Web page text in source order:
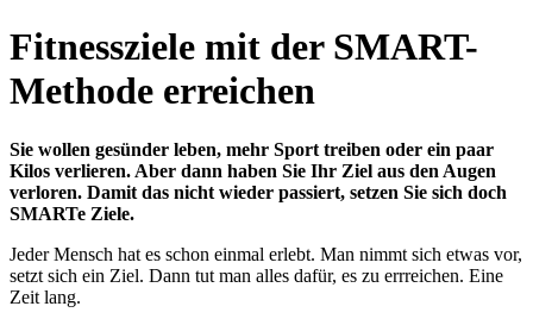
Fitnessziele mit der SMART-
Methode erreichen
Sie wollen gesünder leben, mehr Sport treiben oder ein paar
Kilos verlieren. Aber dann haben Sie Ihr Ziel aus den Augen
verloren. Damit das nicht wieder passiert, setzen Sie sich doch
SMARTe Ziele.
Jeder Mensch hat es schon einmal erlebt. Man nimmt sich etwas vor,
setzt sich ein Ziel. Dann tut man alles dafür, es zu errreichen. Eine
Zeit lang.